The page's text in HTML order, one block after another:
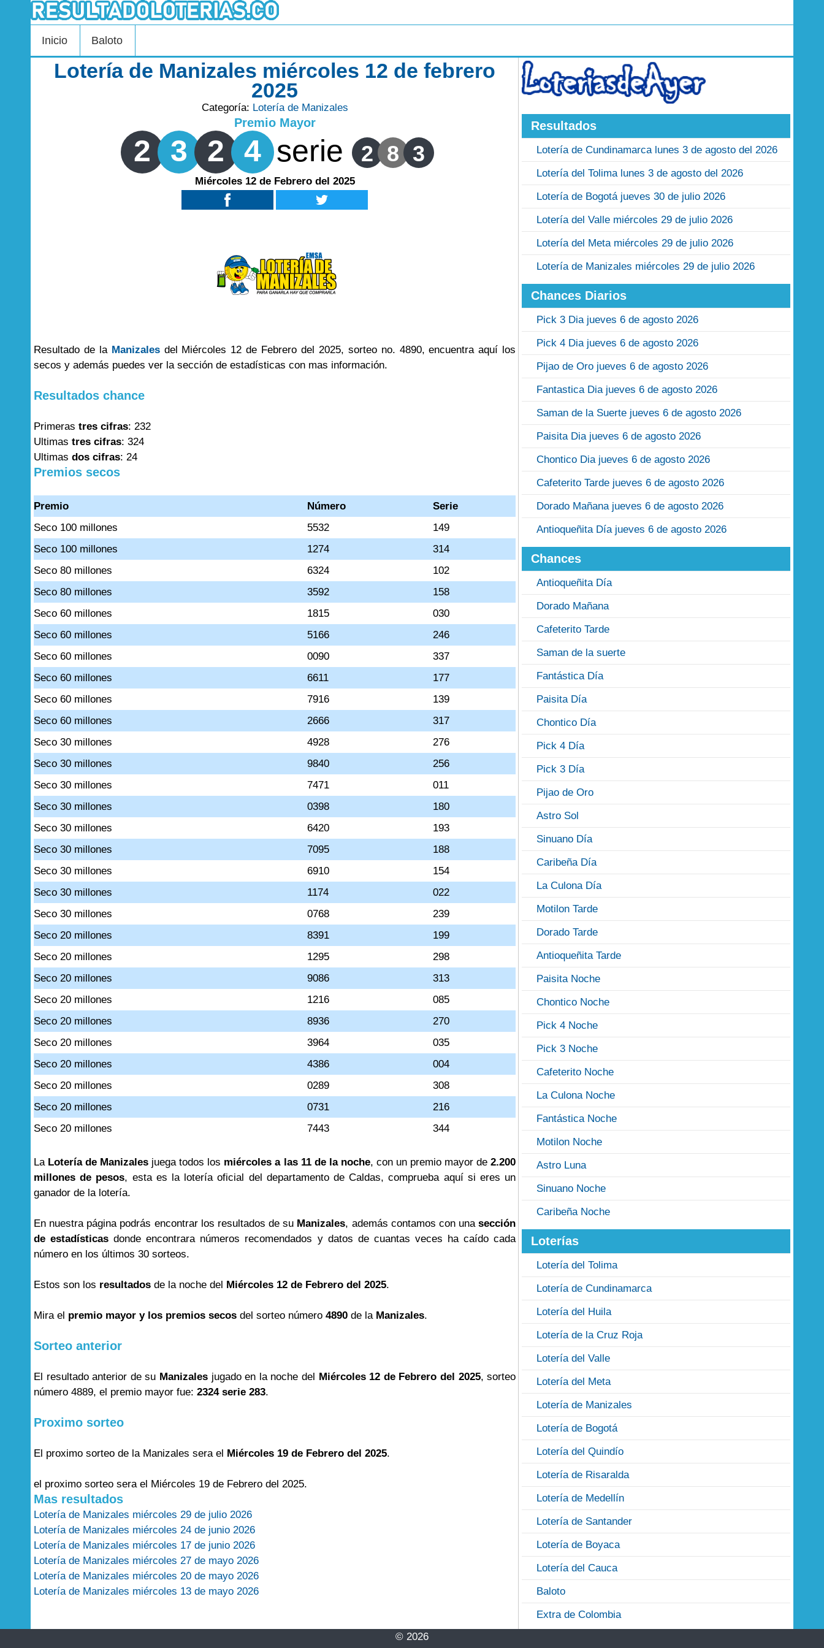
Inicio Baloto
Lotería de Manizales miércoles 12 de febrero
2025
Categoría: Lotería de Manizales
Premio Mayor
2 3 2 4 serie 2 8 3
Miércoles 12 de Febrero del 2025
Resultado de la Manizalesdel Miércoles 12 de Febrero del 2025, sorteo no. 4890, encuentra aquí los
secos y además puedes ver la sección de estadísticas con mas información.
Resultados chance
Primeras tres cifras: 232
Ultimas tres cifras: 324
Ultimas dos cifras: 24
Premios secos
Premio Número
Serie
Seco 100 millones
5532
149
Seco 100 millones
1274
314
Seco 80 millones
6324
102
Seco 80 millones
3592
158
Seco 60 millones
1815
030
Seco 60 millones
5166
246
Seco 60 millones
0090
337
Seco 60 millones
6611
177
Seco 60 millones
7916
139
Seco 60 millones
2666
317
Seco 30 millones
4928
276
Seco 30 millones
9840
256
Seco 30 millones
7471
011
Seco 30 millones
0398
180
Seco 30 millones
6420
193
Seco 30 millones
7095
188
Seco 30 millones
6910
154
Seco 30 millones
1174
022
Seco 30 millones
0768
239
Seco 20 millones
8391
199
Seco 20 millones
1295
298
Seco 20 millones
9086
313
Seco 20 millones
1216
085
Seco 20 millones
8936
270
Seco 20 millones
3964
035
Seco 20 millones
4386
004
Seco 20 millones
0289
308
Seco 20 millones
0731
216
Seco 20 millones
7443 344
La Lotería de Manizales juega todos los miércoles a las 11 de la noche, con un premio mayor de2.200
millones de pesos, esta es la lotería oficial del departamento de Caldas, comprueba aquí si eres un
ganador de la lotería.
En nuestra página podrás encontrar los resultados de su Manizales, además contamos con unasección
de estadísticas donde encontrara números recomendados y datos de cuantas veces ha caído cada
número en los últimos 30 sorteos.
Estos son los resultados de la noche del Miércoles 12 de Febrero del 2025.
Mira el premio mayor y los premios secos del sorteo número 4890 de la Manizales.
Sorteo anterior
El resultado anterior de su Manizales jugado en la noche del Miércoles 12 de Febrero del 2025, sorteo
número 4889, el premio mayor fue: 2324 serie 283.
Proximo sorteo
El proximo sorteo de la Manizales sera el Miércoles 19 de Febrero del 2025.
el proximo sorteo sera el Miércoles 19 de Febrero del 2025.
Mas resultados
Lotería de Manizales miércoles 29 de julio 2026
Lotería de Manizales miércoles 24 de junio 2026
Lotería de Manizales miércoles 17 de junio 2026
Lotería de Manizales miércoles 27 de mayo 2026
Lotería de Manizales miércoles 20 de mayo 2026
Lotería de Manizales miércoles 13 de mayo 2026
Resultados
Lotería de Cundinamarca lunes 3 de agosto del 2026
Lotería del Tolima lunes 3 de agosto del 2026
Lotería de Bogotá jueves 30 de julio 2026
Lotería del Valle miércoles 29 de julio 2026
Lotería del Meta miércoles 29 de julio 2026
Lotería de Manizales miércoles 29 de julio 2026
Chances Diarios
Pick 3 Dia jueves 6 de agosto 2026
Pick 4 Dia jueves 6 de agosto 2026
Pijao de Oro jueves 6 de agosto 2026
Fantastica Dia jueves 6 de agosto 2026
Saman de la Suerte jueves 6 de agosto 2026
Paisita Dia jueves 6 de agosto 2026
Chontico Dia jueves 6 de agosto 2026
Cafeterito Tarde jueves 6 de agosto 2026
Dorado Mañana jueves 6 de agosto 2026
Antioqueñita Día jueves 6 de agosto 2026
Chances
Antioqueñita Día
Dorado Mañana
Cafeterito Tarde
Saman de la suerte
Fantástica Día
Paisita Día
Chontico Día
Pick 4 Día
Pick 3 Día
Pijao de Oro
Astro Sol
Sinuano Día
Caribeña Día
La Culona Día
Motilon Tarde
Dorado Tarde
Antioqueñita Tarde
Paisita Noche
Chontico Noche
Pick 4 Noche
Pick 3 Noche
Cafeterito Noche
La Culona Noche
Fantástica Noche
Motilon Noche
Astro Luna
Sinuano Noche
Caribeña Noche
Loterías
Lotería del Tolima
Lotería de Cundinamarca
Lotería del Huila
Lotería de la Cruz Roja
Lotería del Valle
Lotería del Meta
Lotería de Manizales
Lotería de Bogotá
Lotería del Quindío
Lotería de Risaralda
Lotería de Medellín
Lotería de Santander
Lotería de Boyaca
Lotería del Cauca
Baloto
Extra de Colombia
© 2026